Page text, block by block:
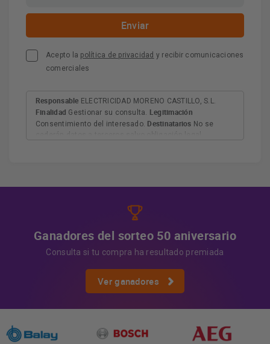
Acepto la política de privacidad y recibir comunicaciones
comerciales
Responsable ELECTRICIDAD MORENO CASTILLO, S.L.
Finalidad Gestionar su consulta. Legitimación
Consentimiento del interesado. Destinatarios No se
Ganadores del sorteo 50 aniversario
Consulta si tu compra ha resultado premiada
Ver ganadores